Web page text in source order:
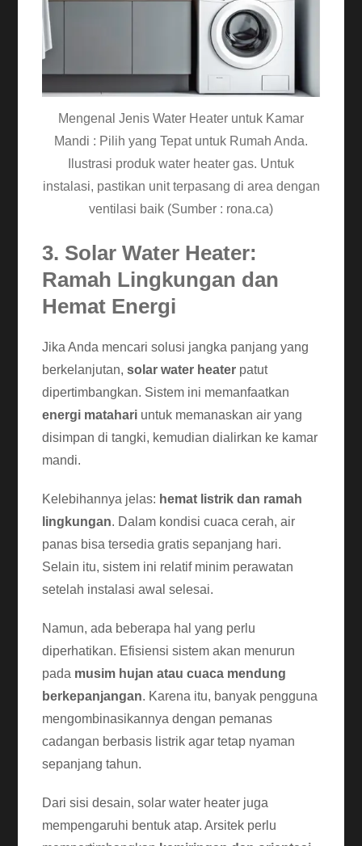
Mengenal Jenis Water Heater untuk Kamar
Mandi : Pilih yang Tepat untuk Rumah Anda.
Ilustrasi produk water heater gas. Untuk
instalasi, pastikan unit terpasang di area dengan
ventilasi baik (Sumber : rona.ca)
3. Solar Water Heater:
Ramah Lingkungan dan
Hemat Energi
Jika Anda mencari solusi jangka panjang yang
berkelanjutan,solar water heater patut
dipertimbangkan. Sistem ini memanfaatkan
energi matahari untuk memanaskan air yang
disimpan di tangki, kemudian dialirkan ke kamar
mandi.
Kelebihannya jelas: hemat listrik dan ramah
lingkungan. Dalam kondisi cuaca cerah, air
panas bisa tersedia gratis sepanjang hari.
Selain itu, sistem ini relatif minim perawatan
setelah instalasi awal selesai.
Namun, ada beberapa hal yang perlu
diperhatikan. Efisiensi sistem akan menurun
pada musim hujan atau cuaca mendung
berkepanjangan. Karena itu, banyak pengguna
mengombinasikannya dengan pemanas
cadangan berbasis listrik agar tetap nyaman
sepanjang tahun.
Dari sisi desain, solar water heater juga
mempengaruhi bentuk atap. Arsitek perlu